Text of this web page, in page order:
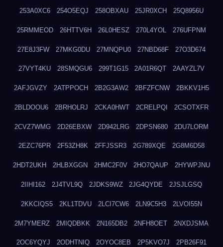
253A0XC6 254O5EQJ 258OBXAU 25JR0XCH 25Q8956U
25RMMEOD 26HTTV6H 26L0HESZ 270L4YOL 276UFPNM
27E8J3FW 27MKG0DU 27MNQPU0 27NBD68F 27O3D674
27VYT4KU 28SMQGU6 299T1G15 2A01R6QT 2AAYZL7V
2AFJGVZY 2ATPPOCH 2B2G3AW2 2BFZFCNW 2BKKV1H5
2BLDOOU6 2BRHOLRJ 2CKA0HWT 2CRELPQI 2CSOTXFR
2CVZ7WMG 2D26EBXW 2D942LRG 2DPSN680 2DU7LORM
2EZC76PR 2F53ZH8K 2FFJSSR3 2G789XQE 2G8M6D58
2HDT2UKH 2HLBXGGN 2HMC2F0V 2HO7QAUP 2HYWPJNU
2IIHI162 2J4TVL9Q 2JDKS9WZ 2JG4QYDE 2JSJLGSQ
2KKCIQS5 2KL1TDVU 2LCI7CW6 2LN9C5H3 2LVOI55N
2M7YMERZ 2MIQDBKK 2N165DB2 2NFH8OET 2NXDJSMA
2OC6YQYJ 2ODHTNIQ 2OYOC8EB 2P5KVO7J 2PB26F91